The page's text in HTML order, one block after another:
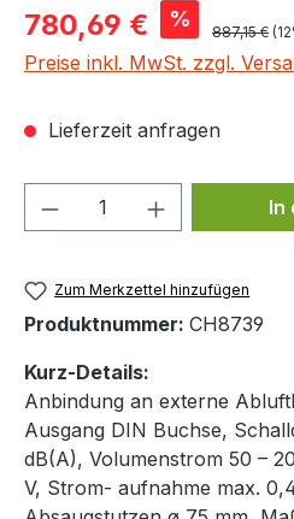
Verkaufspreis:
780,69 € % Regulärer
887,15 €
Preise inkl. MwSt. zzgl.
Lieferzeit anfragen
Produkt Anzahl: In
Zum Merkzettel hinzufügen
Produktnummer: CH8739
Kurz-Details:
Anbindung an externe
Ausgang DIN Buchse,
dB(A), Volumenstrom 50 –
V, Strom- aufnahme max.